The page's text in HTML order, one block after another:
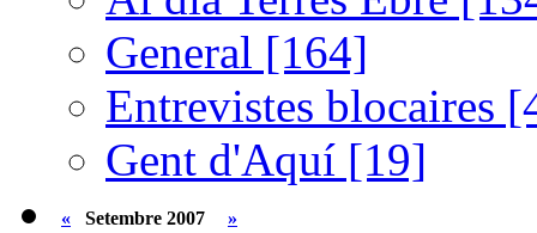
General [164]
Entrevistes blocaires
Gent d'Aquí [19]
« Setembre 2007
»